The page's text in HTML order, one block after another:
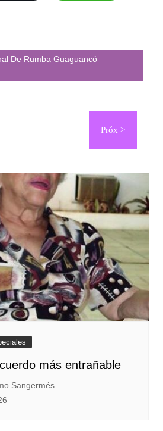
De Rumba Guaguancó
más entrañable
Sangermés